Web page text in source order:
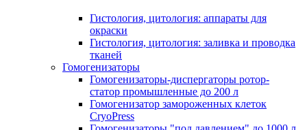
Гистология, цитология: аппараты для
окраски
Гистология, цитология: заливка и проводка
тканей
Гомогенизаторы
Гомогенизаторы-диспергаторы ротор-
статор промышленные до 200 л
Гомогенизатор замороженных клеток
CryoPress